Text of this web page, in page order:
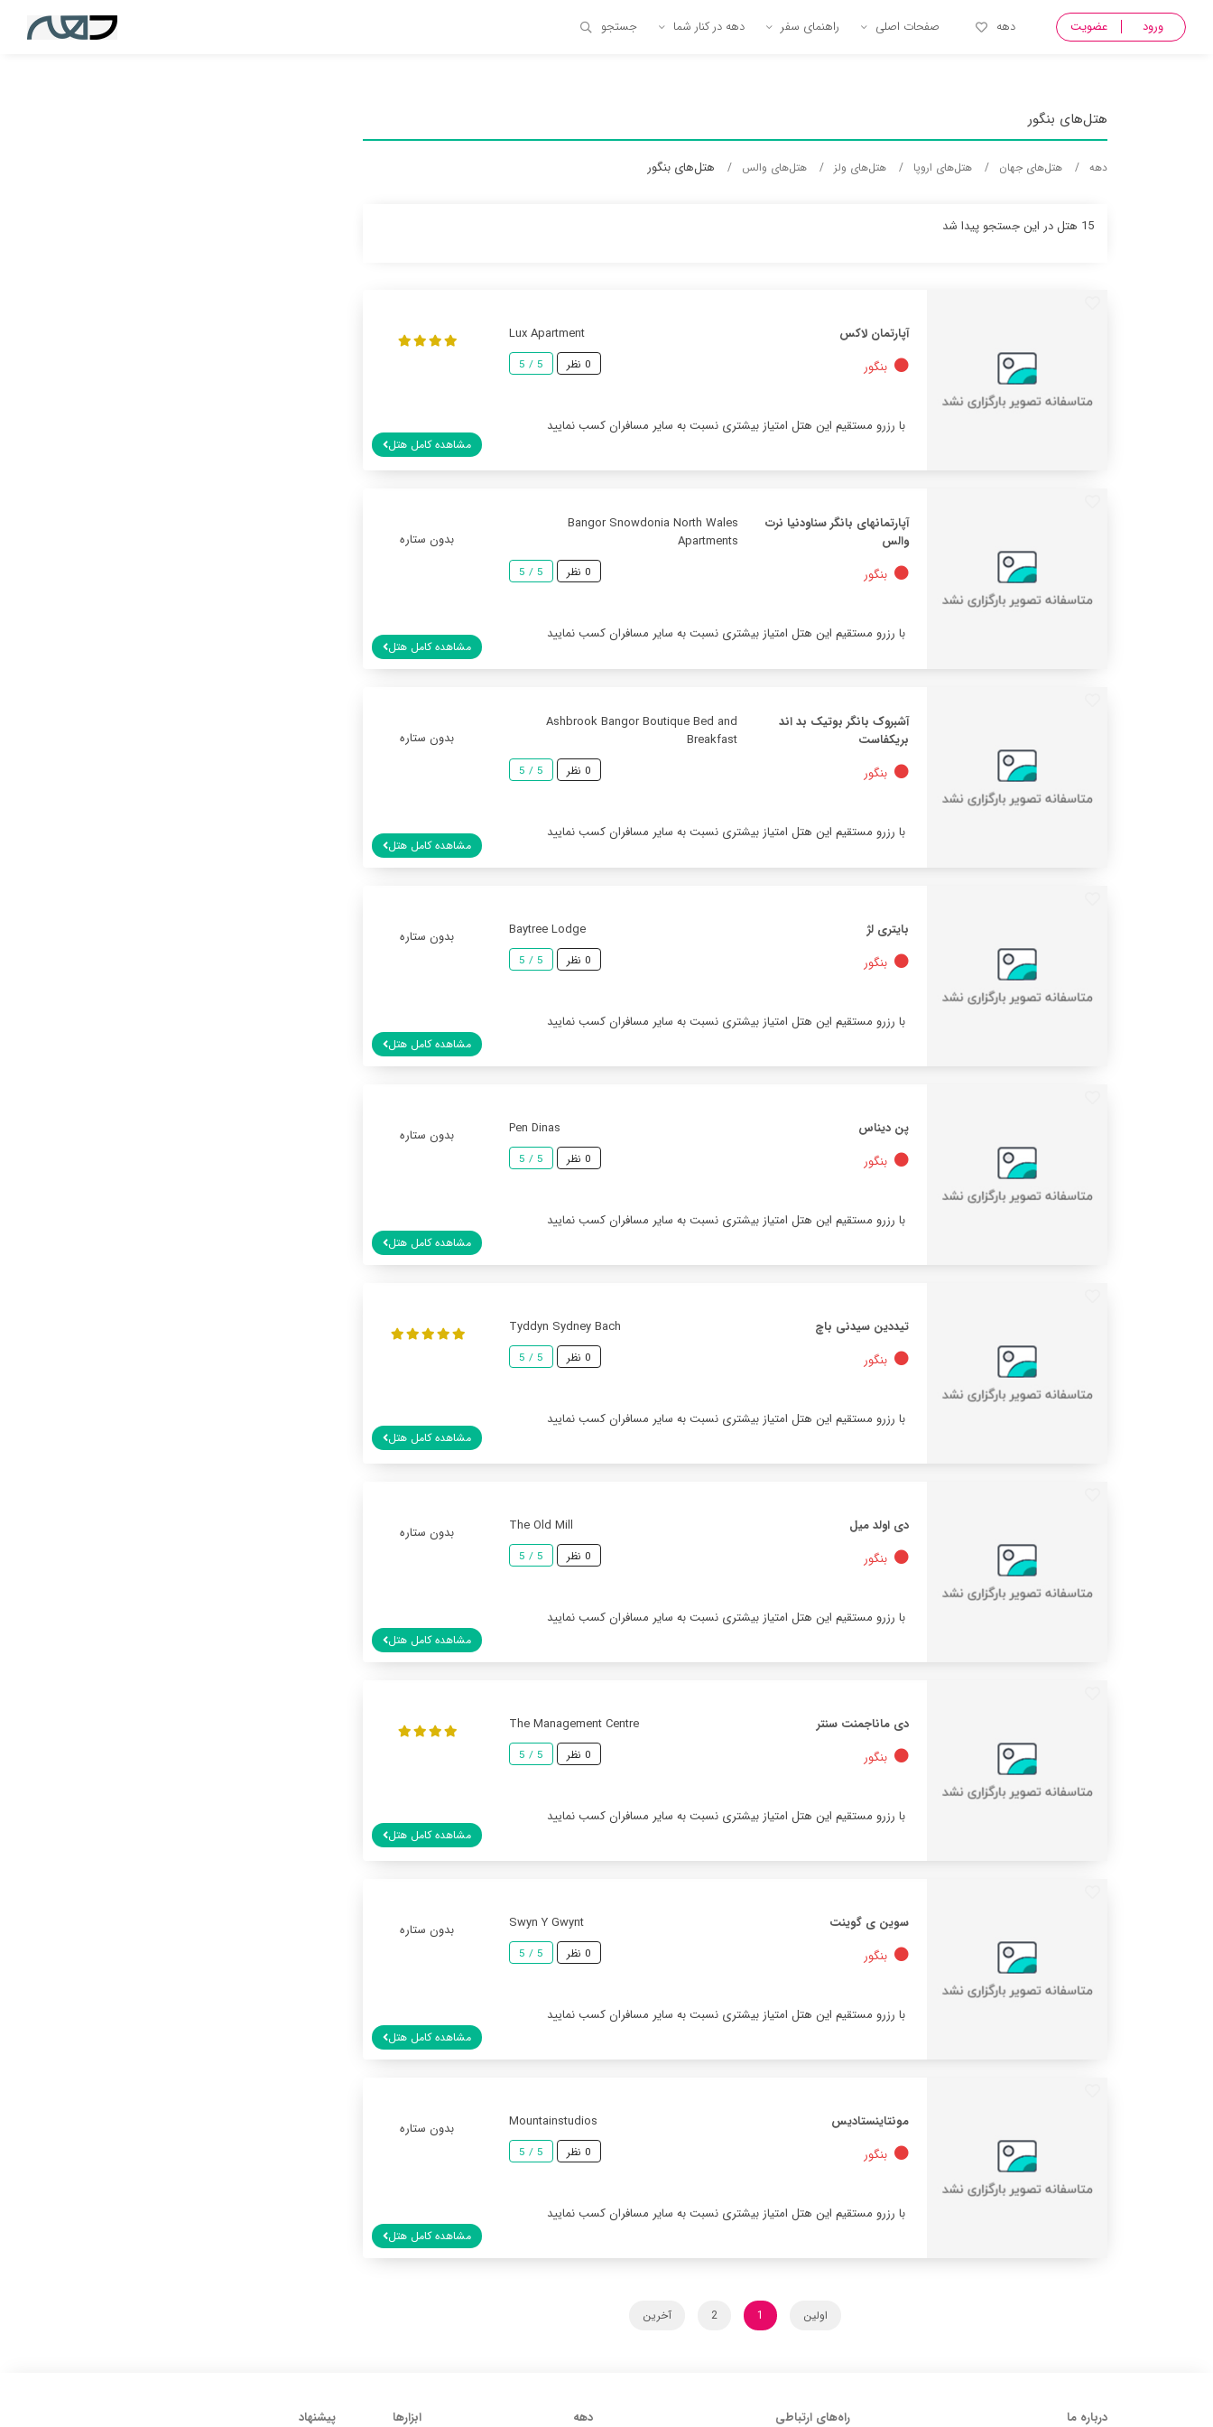
ورود
عضویت دهه صفحات اصلی راهنمای سفر دهه در کنار شما جستجو
هتل‌های بنگور
دهه هتل‌های جهان هتل‌های اروپا هتل‌های ولز هتل‌های والس هتل‌های بنگور
15 هتل در این جستجو پیدا شد
آپارتمان لاکس
Lux Apartment
بنگور
0 نظر 5 / 5
با رزرو مستقیم این هتل امتیاز بیشتری نسبت به سایر مسافران کسب نمایید
مشاهده کامل هتل
آپارتمانهای بانگر سناودنیا نرت
والس
Bangor Snowdonia North Wales
Apartments
بنگور
0 نظر 5 / 5
با رزرو مستقیم این هتل امتیاز بیشتری نسبت به سایر مسافران کسب نمایید
بدون ستاره
مشاهده کامل هتل
آشبروک بانگر بوتیک بد اند
بریکفاست
Ashbrook Bangor Boutique Bed and
Breakfast
بنگور
0 نظر 5 / 5
با رزرو مستقیم این هتل امتیاز بیشتری نسبت به سایر مسافران کسب نمایید
بدون ستاره
مشاهده کامل هتل
بایتری لژ
Baytree Lodge
بنگور
0 نظر 5 / 5
با رزرو مستقیم این هتل امتیاز بیشتری نسبت به سایر مسافران کسب نمایید
بدون ستاره
مشاهده کامل هتل
پن دیناس
Pen Dinas
بنگور
0 نظر 5 / 5
با رزرو مستقیم این هتل امتیاز بیشتری نسبت به سایر مسافران کسب نمایید
بدون ستاره
مشاهده کامل هتل
تیددین سیدنی باچ
Tyddyn Sydney Bach
بنگور
0 نظر 5 / 5
با رزرو مستقیم این هتل امتیاز بیشتری نسبت به سایر مسافران کسب نمایید
مشاهده کامل هتل
دی اولد میل
The Old Mill
بنگور
0 نظر 5 / 5
با رزرو مستقیم این هتل امتیاز بیشتری نسبت به سایر مسافران کسب نمایید
بدون ستاره
مشاهده کامل هتل
دی ماناجمنت سنتر
The Management Centre
بنگور
0 نظر 5 / 5
با رزرو مستقیم این هتل امتیاز بیشتری نسبت به سایر مسافران کسب نمایید
مشاهده کامل هتل
سوین ی گوینت
Swyn Y Gwynt
بنگور
0 نظر 5 / 5
با رزرو مستقیم این هتل امتیاز بیشتری نسبت به سایر مسافران کسب نمایید
بدون ستاره
مشاهده کامل هتل
مونتاینستادیس
Mountainstudios
بنگور
0 نظر 5 / 5
با رزرو مستقیم این هتل امتیاز بیشتری نسبت به سایر مسافران کسب نمایید
بدون ستاره
مشاهده کامل هتل
اولین 1
2 آخرین
درباره ما راه‌های ارتباطی دهه ابزارها پیشنهاد